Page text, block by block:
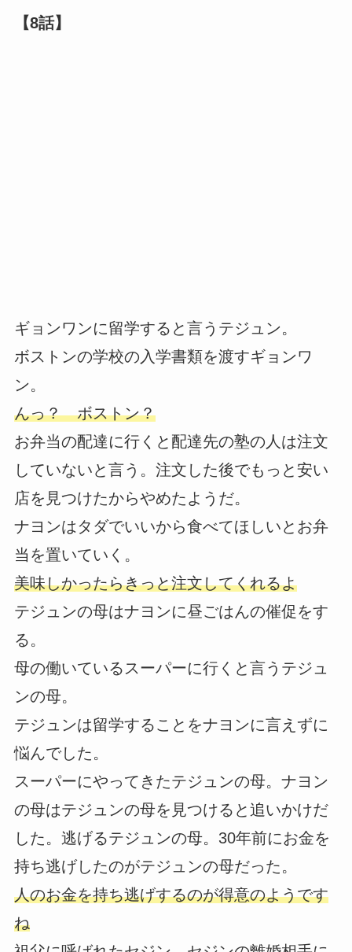
【8話】
ギョンワンに留学すると言うテジュン。
ボストンの学校の入学書類を渡すギョンワ
ン。
んっ？ ボストン？
お弁当の配達に行くと配達先の塾の人は注文
していないと言う。注文した後でもっと安い
店を見つけたからやめたようだ。
ナヨンはタダでいいから食べてほしいとお弁
当を置いていく。
美味しかったらきっと注文してくれるよ
テジュンの母はナヨンに昼ごはんの催促をす
る。
母の働いているスーパーに行くと言うテジュ
ンの母。
テジュンは留学することをナヨンに言えずに
悩んでした。
スーパーにやってきたテジュンの母。ナヨン
の母はテジュンの母を見つけると追いかけだ
した。逃げるテジュンの母。30年前にお金を
持ち逃げしたのがテジュンの母だった。
人のお金を持ち逃げするのが得意のようです
ね